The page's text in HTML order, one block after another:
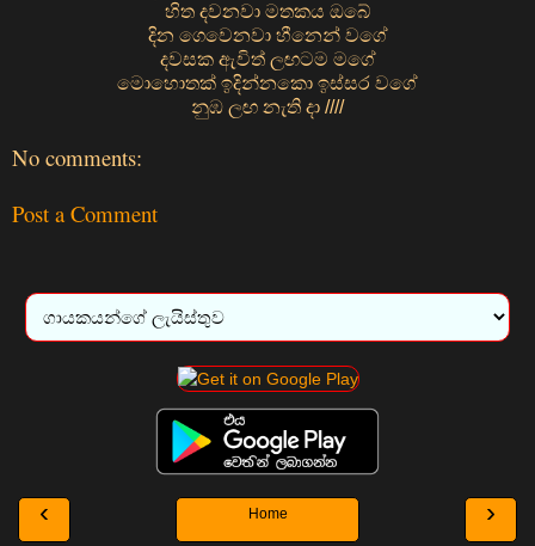
හිත දවනවා මතකය ඔබේ
දින ගෙවෙනවා හීනෙන් වගේ
දවසක ඇවිත් ලඟටම මගේ
මොහොතක් ඉදින්නකො ඉස්සර වගේ
නුඹ ලඟ නැති දා ////
No comments:
Post a Comment
‹ ›
Home